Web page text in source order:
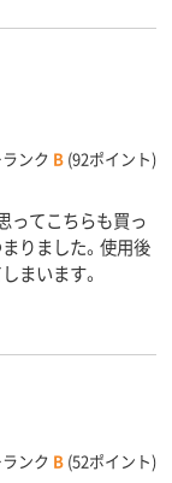
ンク B (92ポイント)
ってこちらも買っ
りました。使用後
まいます。
ンク B (52ポイント)